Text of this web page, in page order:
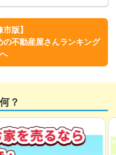
市版】
不動産屋さんランキング
へ
？